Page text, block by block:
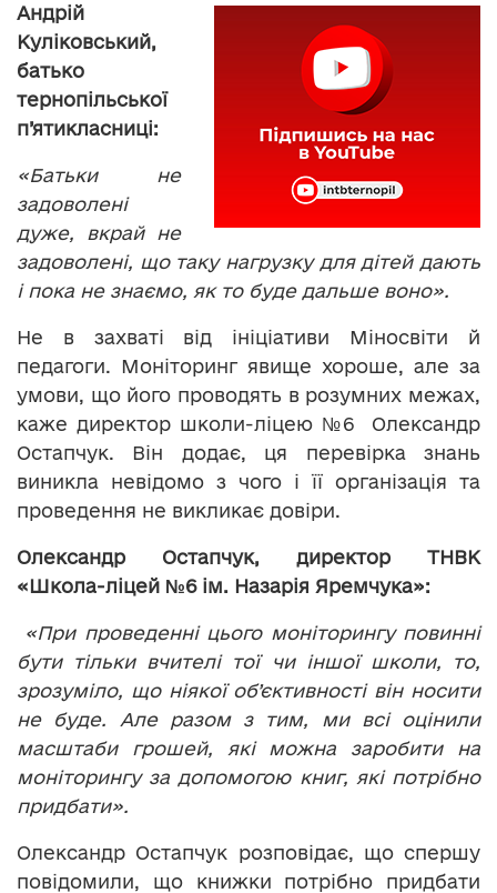
Андрій
Куліковський,
батько
тернопільської
п’ятикласниці:
«Батьки не
задоволені
дуже, вкрай не
задоволені, що таку нагрузку для дітей дають
і пока не знаємо, як то буде дальше воно».
Не в захваті від ініціативи Міносвіти й
педагоги. Моніторинг явище хороше, але за
умови, що його проводять в розумних межах,
каже директор школи-ліцею №6 Олександр
Остапчук. Він додає, ця перевірка знань
виникла невідомо з чого і її організація та
проведення не викликає довіри.
Олександр Остапчук, директор ТНВК
«Школа-ліцей №6 ім. Назарія Яремчука»:
«При проведенні цього моніторингу повинні
бути тільки вчителі тої чи іншої школи, то,
зрозуміло, що ніякої об’єктивності він носити
не буде. Але разом з тим, ми всі оцінили
масштаби грошей, які можна заробити на
моніторингу за допомогою книг, які потрібно
придбати».
Олександр Остапчук розповідає, що спершу
повідомили, що книжки потрібно придбати